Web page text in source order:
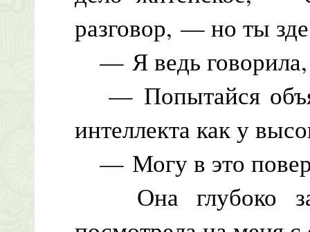
разговор, — но ты
— Я ведь говорила,
— Попытайся
интеллекта как у
— Могу в это
Она глубоко